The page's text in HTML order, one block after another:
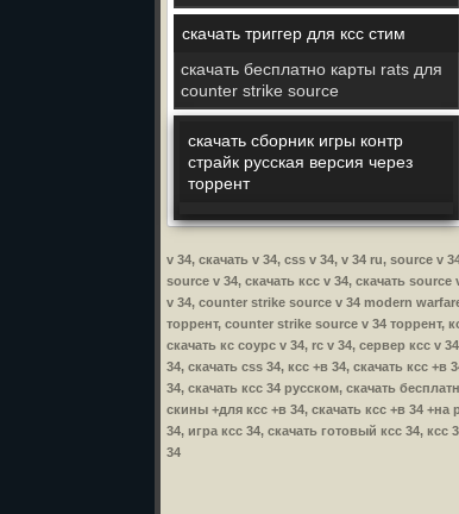
скачать триггер для ксс стим
скачать бесплатно карты rats для
counter strike source
скачать сборник игры контр
страйк русская версия через
торрент
v 34, скачать v 34, css v 34, v 34 ru, source v
source v 34, скачать ксс v 34, скачать
v 34, counter strike source v 34 modern
торрент, counter strike source v 34 торрент,
скачать кс соурс v 34, rc v 34, сервер ксс v
34, скачать css 34, ксс +в 34, скачать ксс +в
34, скачать ксс 34 русском, скачать
скины +для ксс +в 34, скачать ксс +в 34 +на
34, игра ксс 34, скачать готовый ксс 34,
34